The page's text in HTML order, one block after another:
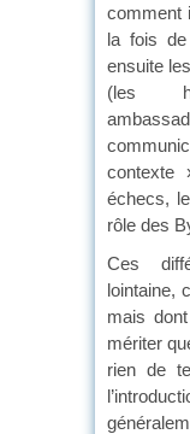
comment
la fois de
ensuite
(les
contexte
échecs,
rôle des
Ces
lointaine,
mais
mériter
rien de